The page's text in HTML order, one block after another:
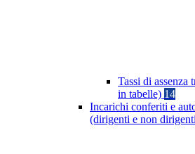
Tassi di assenza
in tabelle) 14
Incarichi conferiti e
(dirigenti e non